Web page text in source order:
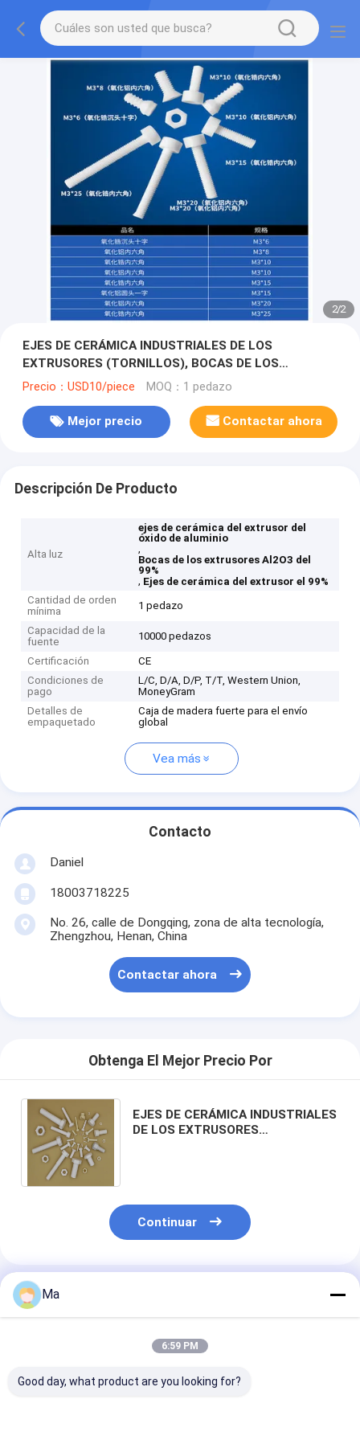
2/2
EJES DE CERÁMICA INDUSTRIALES DE LOS
EXTRUSORES (TORNILLOS), BOCAS DE LOS
EXTRUSORES (CORAZONES)
Precio：USD10/piece MOQ：1 pedazo
Mejor precio Contactar ahora
Descripción De Producto
Alta luz
ejes de cerámica del extrusor del
óxido de aluminio
,
Bocas de los extrusores Al2O3 del
99%
, Ejes de cerámica del extrusor el 99%
Cantidad de orden
mínima
1 pedazo
Capacidad de la
fuente
10000 pedazos
Certificación
CE
Condiciones de
pago
L/C, D/A, D/P, T/T, Western Union,
MoneyGram
Detalles de
empaquetado
Caja de madera fuerte para el envío
global
Vea más
Contacto
Daniel
18003718225
No. 26, calle de Dongqing, zona de alta tecnología,
Zhengzhou, Henan, China
Contactar ahora
Obtenga El Mejor Precio Por
EJES DE CERÁMICA INDUSTRIALES
DE LOS EXTRUSORES
Continuar
Productos Recomendados
Ma
6:59 PM
Good day, what product are you looking for?